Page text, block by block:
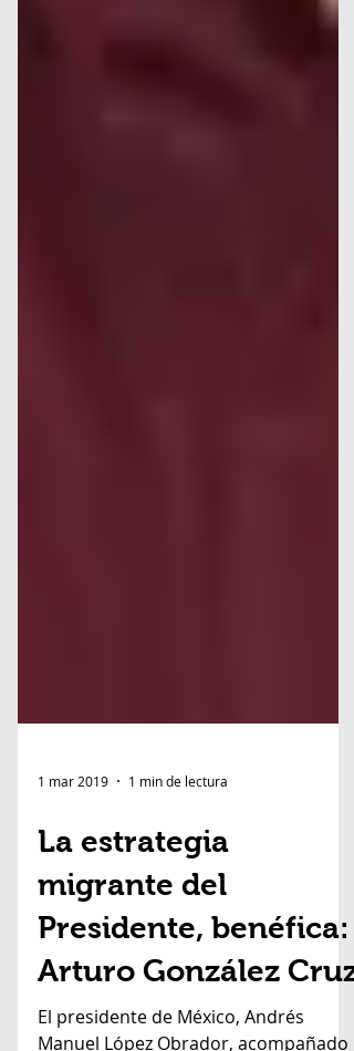
1 mar 2019 1 min de lectura
La estrategia
migrante del
Presidente, benéfica:
Arturo González Cruz